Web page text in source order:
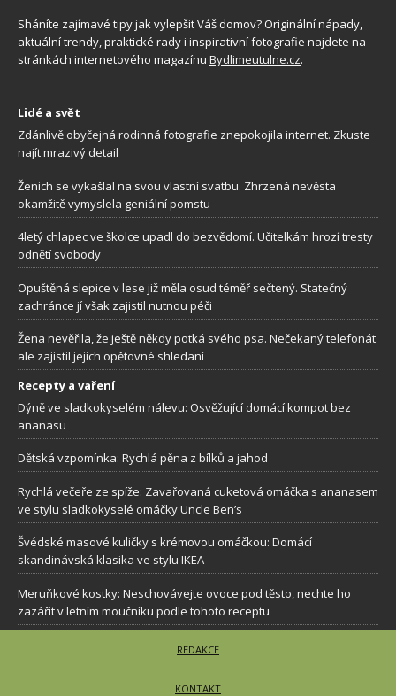
Sháníte zajímavé tipy jak vylepšit Váš domov? Originální nápady,
aktuální trendy, praktické rady i inspirativní fotografie najdete na
stránkách internetového magazínu Bydlimeutulne.cz.
Lidé a svět
Zdánlivě obyčejná rodinná fotografie znepokojila internet. Zkuste
najít mrazivý detail
Ženich se vykašlal na svou vlastní svatbu. Zhrzená nevěsta
okamžitě vymyslela geniální pomstu
4letý chlapec ve školce upadl do bezvědomí. Učitelkám hrozí tresty
odnětí svobody
Opuštěná slepice v lese již měla osud téměř sečtený. Statečný
zachránce jí však zajistil nutnou péči
Žena nevěřila, že ještě někdy potká svého psa. Nečekaný telefonát
ale zajistil jejich opětovné shledaní
Recepty a vaření
Dýně ve sladkokyselém nálevu: Osvěžující domácí kompot bez
ananasu
Dětská vzpomínka: Rychlá pěna z bílků a jahod
Rychlá večeře ze spíže: Zavařovaná cuketová omáčka s ananasem
ve stylu sladkokyselé omáčky Uncle Ben’s
Švédské masové kuličky s krémovou omáčkou: Domácí
skandinávská klasika ve stylu IKEA
Meruňkové kostky: Neschovávejte ovoce pod těsto, nechte ho
zazářit v letním moučníku podle tohoto receptu
REDAKCE
KONTAKT